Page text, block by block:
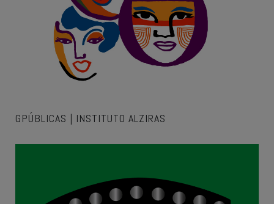
GPÚBLICAS | INSTITUTO ALZIRAS